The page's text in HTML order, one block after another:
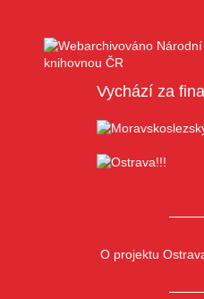
Vychází za
O projektu